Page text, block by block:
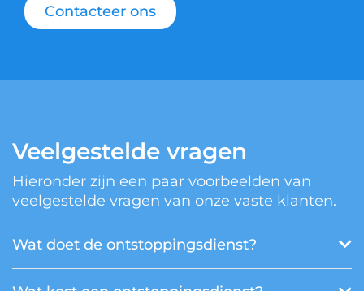
Contacteer ons
Veelgestelde vragen
Hieronder zijn een paar voorbeelden van
veelgestelde vragen van onze vaste klanten.
Wat doet de ontstoppingsdienst?